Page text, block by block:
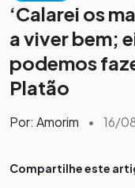
‘Calarei os
a viver bem;
podemos
Platão
Por: Amorim • 16/
Compartilhe este